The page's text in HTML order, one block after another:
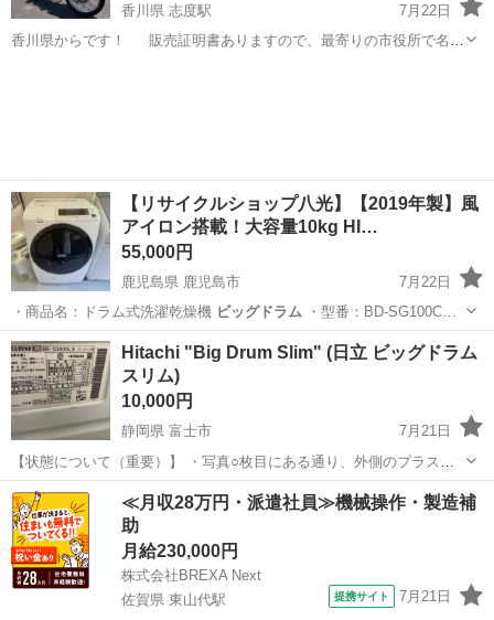
香川県 志度駅
7月22日
香川県からです！ 販売証明書ありますので、最寄りの市役所で名義
【リサイクルショップ八光】【2019年製】風
アイロン搭載！大容量10kg HI…
55,000円
鹿児島県 鹿児島市
7月22日
・商品名：ドラム式洗濯乾燥機 ビッグドラム ・型番：BD-SG100C…
鹿児島 鹿児島市 生活家電
Hitachi "Big Drum Slim" (日立 ビッグドラム
スリム)
10,000円
静岡県 富士市
7月21日
【状態について（重要）】 ・写真○枚目にある通り、外側のプラスチ
ック窓に1本縦のひび割れ（亀裂）が入っています。 ・こちらは外側
のカバー部分のヒビですので、内側から水が漏れるようなことはな
く、実用上の動作（洗濯・脱水・乾燥）...
静岡 富士市 生活家電
≪月収28万円・派遣社員≫機械操作・製造補
助
月給230,000円
株式会社BREXA Next
佐賀県 東山代駅
提携サイト 7月21日